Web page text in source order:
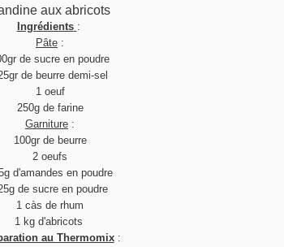
aux abricots
Ingrédients :
Pâte :
de sucre en poudre
de beurre demi-sel
1 oeuf
250g de farine
Garniture :
100gr de beurre
2 oeufs
d'amandes en poudre
de sucre en poudre
1 càs de rhum
1 kg d'abricots
au Thermomix: